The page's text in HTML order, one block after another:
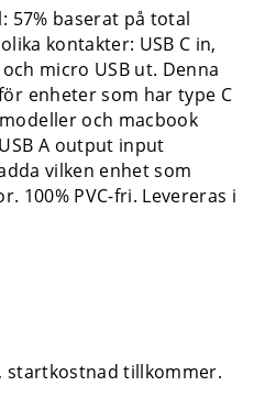
57% baserat på total
kontakter: USB C in,
micro USB ut. Denna
enheter som har type C
och macbook
A output input
vilken enhet som
100% PVC-fri. Levereras i
startkostnad tillkommer.